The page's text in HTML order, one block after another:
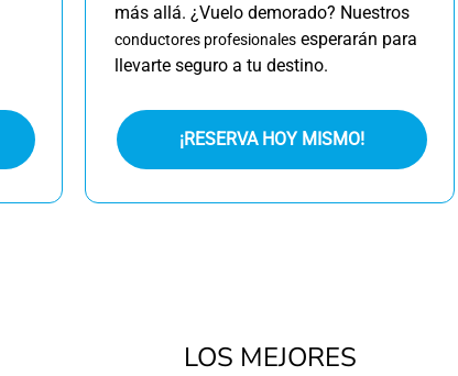
más allá. ¿Vuelo demorado? Nuestros
conductores profesionales esperarán para
llevarte seguro a tu destino.
¡RESERVA HOY MISMO!
LOS MEJORES